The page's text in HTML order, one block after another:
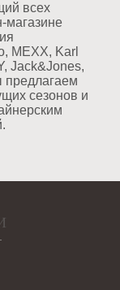
всех
магазине
MEXX, Karl
Jack&Jones,
предлагаем
сезонов и